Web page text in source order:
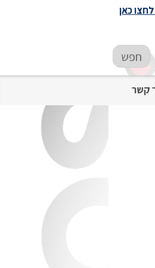
קשר
חפש
כאן